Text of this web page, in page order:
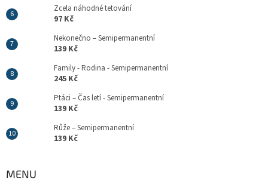
Zcela náhodné tetování
97 Kč
Nekonečno – Semipermanentní
139 Kč
Family - Rodina - Semipermanentní
245 Kč
Ptáci – Čas letí - Semipermanentní
139 Kč
Růže – Semipermanentní
139 Kč
MENU